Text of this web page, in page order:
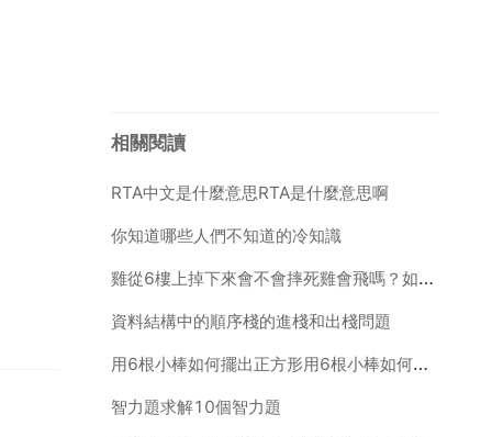
相關閱讀
RTA中文是什麼意思RTA是什麼意思啊
你知道哪些人們不知道的冷知識
雞從6樓上掉下來會不會摔死雞會飛嗎？如果把雞從樓上扔下去，會摔死嗎？
資料結構中的順序棧的進棧和出棧問題
用6根小棒如何擺出正方形用6根小棒如何擺出5個正方形？
智力題求解10個智力題